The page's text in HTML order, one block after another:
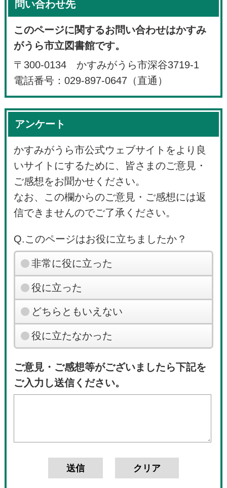
問い合わせ先
このページに関するお問い合わせはかすみ
がうら市立図書館です。
〒300-0134 かすみがうら市深谷3719-1
電話番号：029-897-0647（直通）
アンケート
かすみがうら市公式ウェブサイトをより良
いサイトにするために、皆さまのご意見・
ご感想をお聞かせください。
なお、この欄からのご意見・ご感想には返
信できませんのでご了承ください。
Q.このページはお役に立ちましたか？
非常に役に立った
役に立った
どちらともいえない
役に立たなかった
ご意見・ご感想等がございましたら下記を
ご入力し送信ください。